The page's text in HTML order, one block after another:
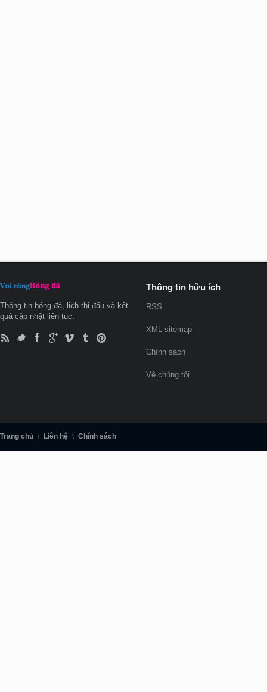
Thông tin bóng đá, lịch thi đấu và kết
quả cập nhật liên tục.
Thông tin hữu ích
RSS
XML sitemap
Chính sách
Vê chúng tôi
Trang chủ Liên hệ Chính sách